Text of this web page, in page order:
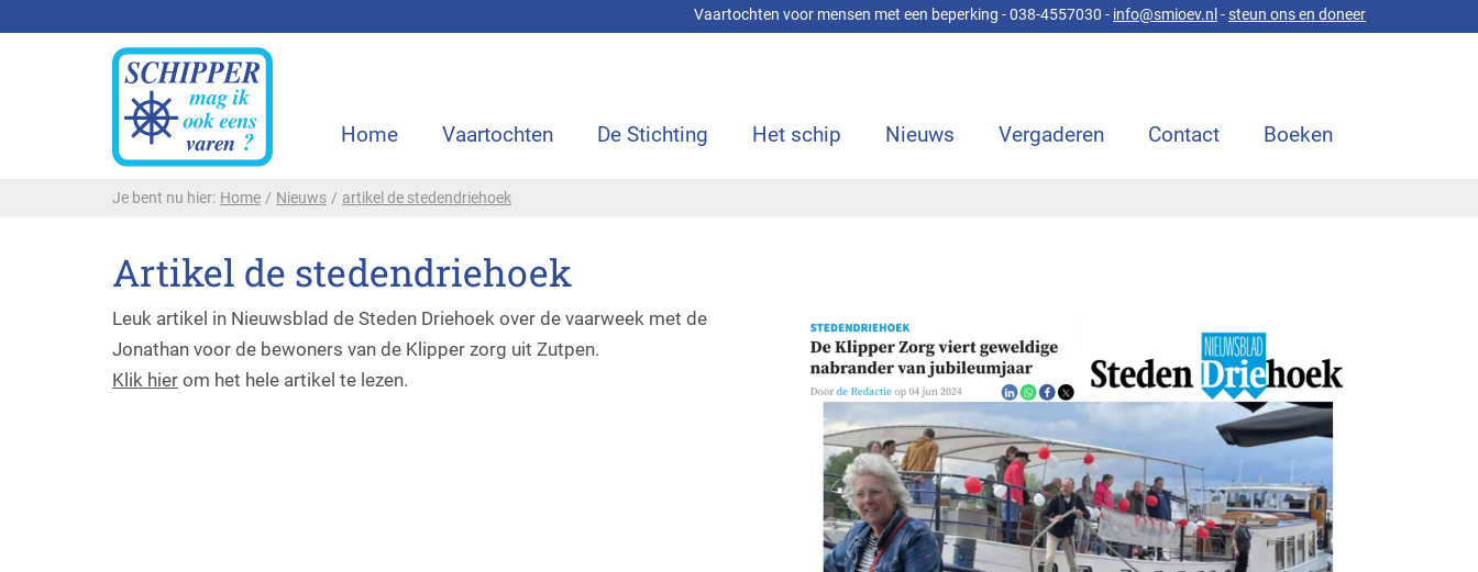
Vaartochten voor mensen met een beperking - 038-4557030 - info@smioev.nl -steun ons en doneer
Home Vaartochten De Stichting Het schip Nieuws Vergaderen Contact Boeken
Je bent nu hier: Home / Nieuws / artikel de stedendriehoek
Artikel de stedendriehoek
Leuk artikel in Nieuwsblad de Steden Driehoek over de vaarweek met de
Jonathan voor de bewoners van de Klipper zorg uit Zutpen.
Klik hier om het hele artikel te lezen.